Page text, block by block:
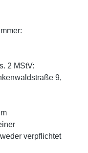
2 MStV:
9,
verpflichtet